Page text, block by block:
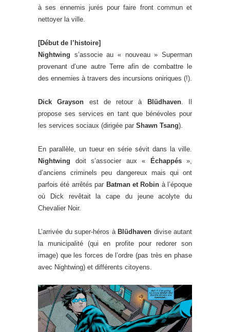
à ses ennemis jurés pour faire front commun et
nettoyer la ville.
[Début de l’histoire]
Nightwing s’associe au « nouveau » Superman
provenant d’une autre Terre afin de combattre le
des ennemies à travers des incursions oniriques (!).
Dick Grayson est de retour à Blüdhaven. Il
propose ses services en tant que bénévoles pour
les services sociaux (dirigée par Shawn Tsang).
En parallèle, un tueur en série sévit dans la ville.
Nightwing doit s’associer aux « Échappés»,
d’anciens criminels peu dangereux mais qui ont
parfois été arrêtés par Batman et Robin à l’époque
où Dick revêtait la cape du jeune acolyte du
Chevalier Noir.
L’arrivée du super-héros à Blüdhaven divise autant
la municipalité (qui en profite pour redorer son
image) que les forces de l’ordre (pas très en phase
avec Nightwing) et différents citoyens.